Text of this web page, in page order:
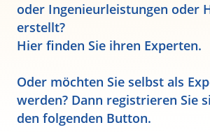
oder Ingenieurleistungen oder
erstellt?
Hier finden Sie ihren Experten.
Oder möchten Sie selbst als
werden? Dann registrieren Sie
den folgenden Button.